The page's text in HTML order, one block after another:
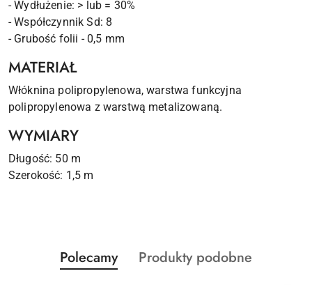
- Wydłużenie: > lub = 30%
- Współczynnik Sd: 8
- Grubość folii - 0,5 mm
MATERIAŁ
Włóknina polipropylenowa, warstwa funkcyjna
polipropylenowa z warstwą metalizowaną.
WYMIARY
Długość: 50 m
Szerokość: 1,5 m
Pomiń karuzelę produktów
Produkty
o
Polecamy
Produkty
Produkty podobne